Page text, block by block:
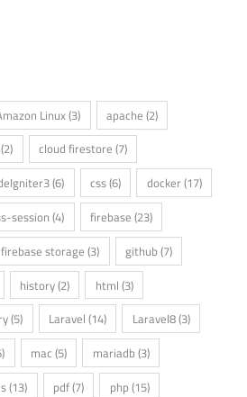
Linux(3) apache (2)
(2) cloud firestore (7)
(6) css(6) docker (17)
session (4) firebase (23)
firebase storage (3) github (7)
history(2) html (3)
(5) Laravel (14) Laravel8(3)
mac (5) mariadb (3)
(13) pdf(7) php(15)